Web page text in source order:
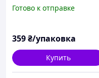
Pro / D10s Plus / D10 Plus /
Готово к отправке
359₴/упаковка
Купить